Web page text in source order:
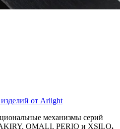
от Arlight
механизмы серий
OMALI, PERIO и XSILO.